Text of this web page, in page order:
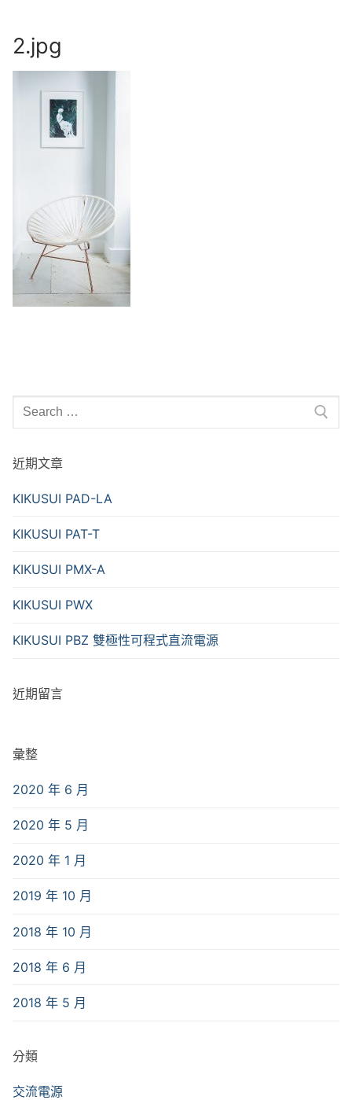
content
2.jpg
Search
近期文章
KIKUSUI PAD-LA
KIKUSUI PAT-T
KIKUSUI PMX-A
KIKUSUI PWX
KIKUSUI PBZ 雙極性可程式直流電源
近期留言
彙整
2020 年 6 月
2020 年 5 月
2020 年 1 月
2019 年 10 月
2018 年 10 月
2018 年 6 月
2018 年 5 月
分類
交流電源